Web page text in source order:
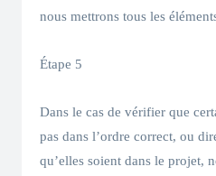
nous mettrons tous les
Étape 5
Dans le cas de vérifier que
pas dans l’ordre correct, ou
qu’elles soient dans le projet,